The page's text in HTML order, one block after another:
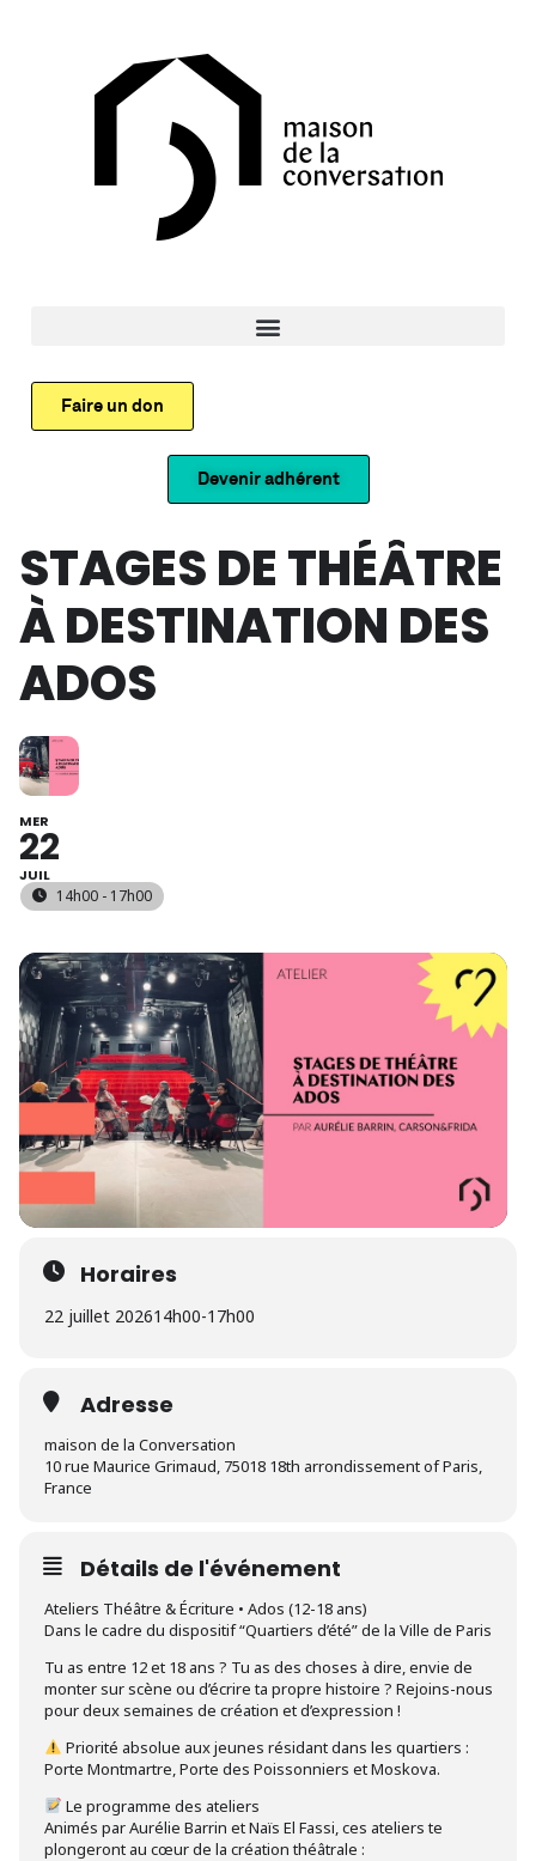
Faire un don
Devenir adhérent
STAGES DE THÉÂTRE
À DESTINATION DES
ADOS
MER
22
JUIL
14h00 - 17h00
Horaires
22 juillet 202614h00-17h00
Adresse
maison de la Conversation
10 rue Maurice Grimaud, 75018 18th arrondissement of Paris,
France
Détails de l'événement
Ateliers Théâtre & Écriture • Ados (12-18 ans)
Dans le cadre du dispositif “Quartiers d’été” de la Ville de Paris
Tu as entre 12 et 18 ans ? Tu as des choses à dire, envie de
monter sur scène ou d’écrire ta propre histoire ? Rejoins-nous
pour deux semaines de création et d’expression !
Priorité absolue aux jeunes résidant dans les quartiers :
Porte Montmartre, Porte des Poissonniers et Moskova.
Le programme des ateliers
Animés par Aurélie Barrin et Naïs El Fassi, ces ateliers te
plongeront au cœur de la création théâtrale :